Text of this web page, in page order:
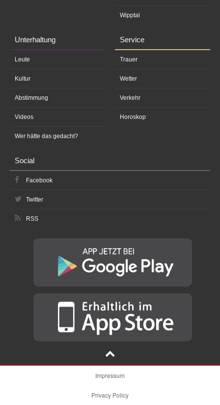
Wipptal
Unterhaltung
Leute
Kultur
Abstimmung
Videos
Wer hätte das gedacht?
Service
Trauer
Wetter
Verkehr
Horoskop
Social
Facebook
Twitter
RSS
Impressum
Privacy Policy